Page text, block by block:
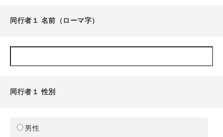
同行者１ 名前（ローマ字）
同行者１ 性別
男性